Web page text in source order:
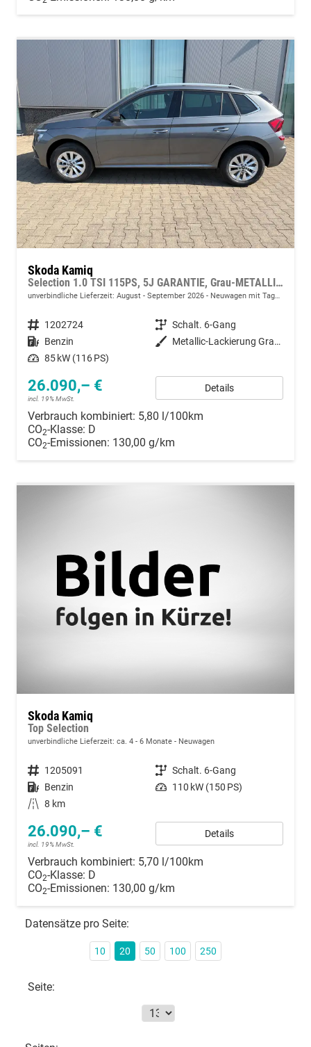
Skoda Kamiq
Selection 1.0 TSI 115PS, 5J GARANTIE, Grau-METALLIC, ELEKTR. HECKKLAPPE, ANHÄNGERKUPPLUNG, BEH. FRONTSCHEIBE, Sitzheizung, Lenkradheizung, Ladeboden var, ACC, SIDE Assist, Virtual Cockpit 10", Parksensoren v/h, Kamera, KESSY, Privacy-Glas, 16" Alu, Climatronic
unverbindliche Lieferzeit: August - September 2026 Neuwagen mit Tageszulassung
Fahrzeugnummer 1202724 Getriebe Schalt. 6-Gang
Kraftstoff Benzin Außenfarbe
Metallic-Lackierung Graphit-Grau
Leistung 85 kW (116 PS)
26.090,– €
incl. 19% MwSt.
Details
Verbrauch kombiniert: 5,80 l/100km
CO2-Klasse: D
CO2-Emissionen: 130,00 g/km
Skoda Kamiq
Top Selection
unverbindliche Lieferzeit: ca. 4 - 6 Monate Neuwagen
Fahrzeugnummer 1205091 Getriebe Schalt. 6-Gang
Kraftstoff Benzin Leistung 110 kW (150 PS)
Kilometerstand 8 km
26.090,– €
incl. 19% MwSt.
Details
Verbrauch kombiniert: 5,70 l/100km
CO2-Klasse: D
CO2-Emissionen: 130,00 g/km
Datensätze pro Seite:
10 20 50 100 250
Seite: